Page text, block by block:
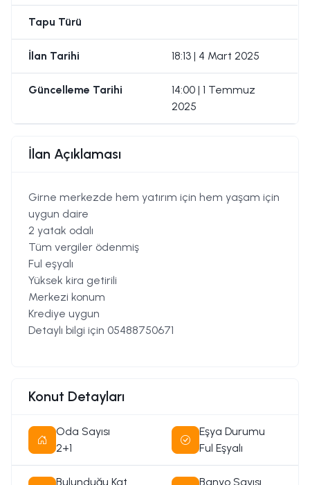
Tapu Türü
İlan Tarihi 18:13 | 4 Mart 2025
Güncelleme Tarihi
14:00 | 1 Temmuz
2025
İlan Açıklaması
Girne merkezde hem yatırım için hem yaşam için
uygun daire
2 yatak odalı
Tüm vergiler ödenmiş
Ful eşyalı
Yüksek kira getirili
Merkezi konum
Krediye uygun
Detaylı bilgi için 05488750671
Konut Detayları
Oda Sayısı
2+1
Eşya Durumu
Ful Eşyalı
Bulunduğu Kat Banyo Sayısı